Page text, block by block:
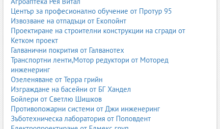
Център за професионално обучение от Протур 95
Извозване на отпадъци от Екопойнт
Проектиране на строителни конструкции на сгради от
Кетком проект
Галванични покрития от Галванотех
Транспортни ленти,Мотор редуктори от Моторед
инженеринг
Озеленяване от Терра грийн
Изграждане на басейни от БГ Хандел
Бойлери от Светлю Шишков
Противопожарни системи от Джи инженеринг
Зъботехническа лаборатория от Поповдент